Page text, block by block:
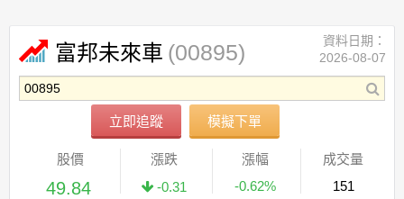
富邦未來車 (00895)
立即追蹤 模擬下單
資料日期：
2026-08-07
股價
49.84
漲跌
-0.31
漲幅
-0.62%
成交量
151